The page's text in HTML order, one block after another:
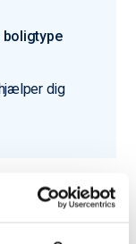
boligtype
dig